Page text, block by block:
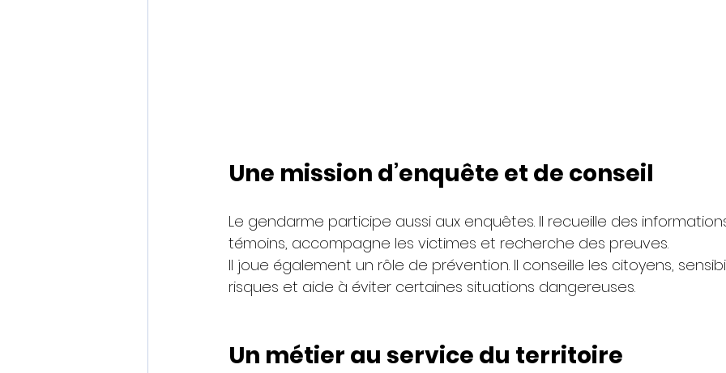
Une mission d’enquête et de conseil
Le gendarme participe aussi aux enquêtes. Il recueille des
témoins, accompagne les victimes et recherche des preuves.
Il joue également un rôle de prévention. Il conseille les citoyens,
risques et aide à éviter certaines situations dangereuses.
Un métier au service du territoire